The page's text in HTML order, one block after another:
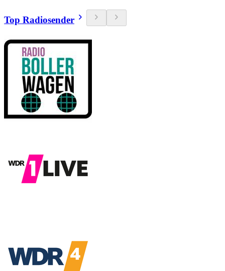
Top Radiosender